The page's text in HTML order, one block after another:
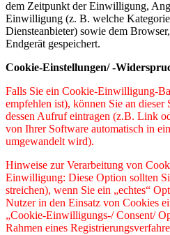
dem Zeitpunkt der Einwilligung,
Einwilligung (z. B. welche
Diensteanbieter) sowie dem
Endgerät gespeichert.
Cookie-Einstellungen/ -
Falls Sie ein Cookie-Einwilligung-
empfehlen ist), können Sie an
dessen Aufruf eintragen (z.B. Link
von Ihrer Software automatisch in
umgewandelt wird).
Hinweise zur Verarbeitung von
Einwilligung: Diese Option sollten
streichen), wenn Sie ein „echtes“
Nutzer in den Einsatz von Cookies
„Cookie-Einwilligungs-/ Consent/
Rahmen eines